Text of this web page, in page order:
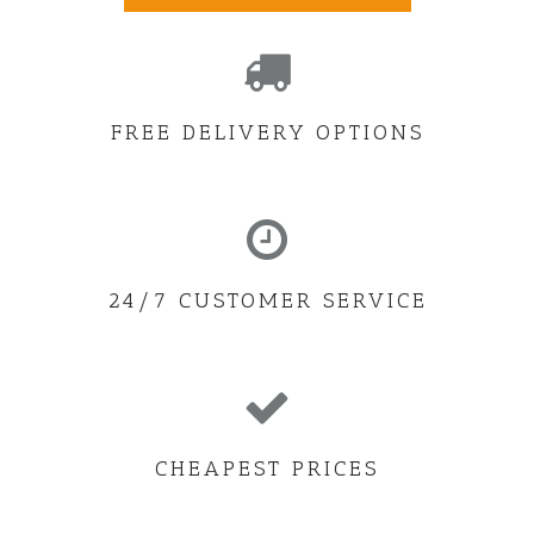
FREE DELIVERY OPTIONS
24/7 CUSTOMER SERVICE
CHEAPEST PRICES